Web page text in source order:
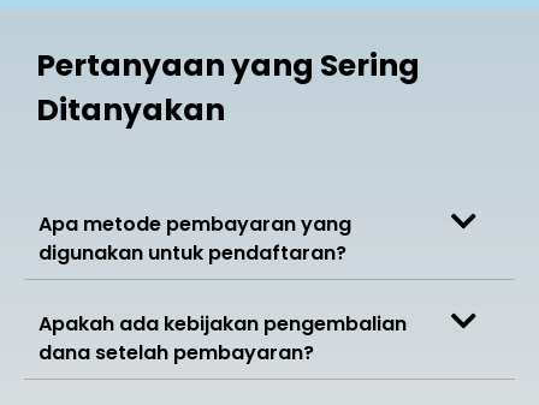
Pertanyaan yang Sering
Ditanyakan
Apa metode pembayaran yang
digunakan untuk pendaftaran?
Apakah ada kebijakan pengembalian
dana setelah pembayaran?